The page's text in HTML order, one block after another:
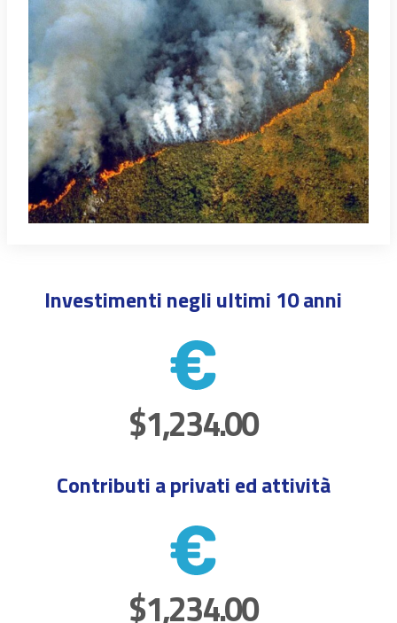
Investimenti negli ultimi 10 anni
$1,234.00
Contributi a privati ed attività
$1,234.00